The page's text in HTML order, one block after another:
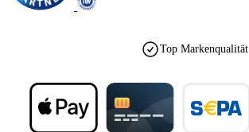
Top Markenqualität